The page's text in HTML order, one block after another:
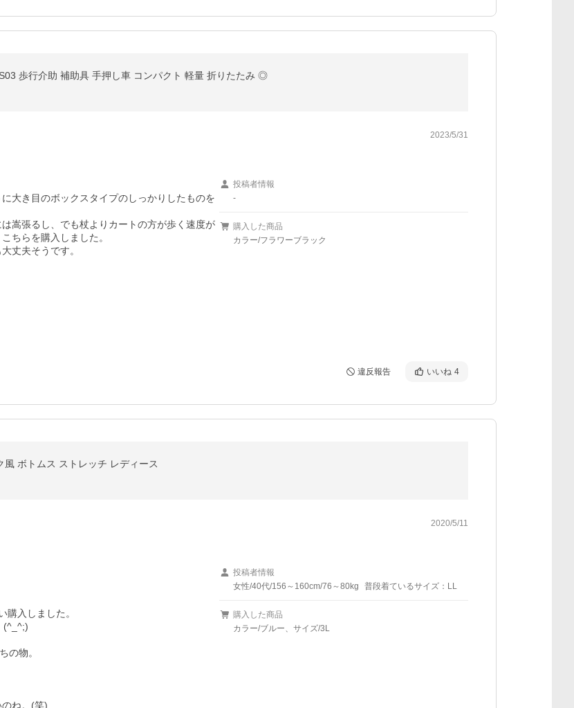
歩行介助 補助具 手押し車 コンパクト 軽量 折りたたみ ◎
2023/5/31
大き目のボックスタイプのしっかりしたものを
嵩張るし、でも杖よりカートの方が歩く速度が
ちらを購入しました。
丈夫そうです。
投稿者情報
-
購入した商品
カラー/フラワーブラック
違反報告 いいね 4
ボトムス ストレッチ レディース
2020/5/11
購入しました。
(^_^;)
の物。
ね。(笑)
投稿者情報
女性/40代/156～160cm/76～80kg
普段着ているサイズ：LL
購入した商品
カラー/ブルー、サイズ/3L